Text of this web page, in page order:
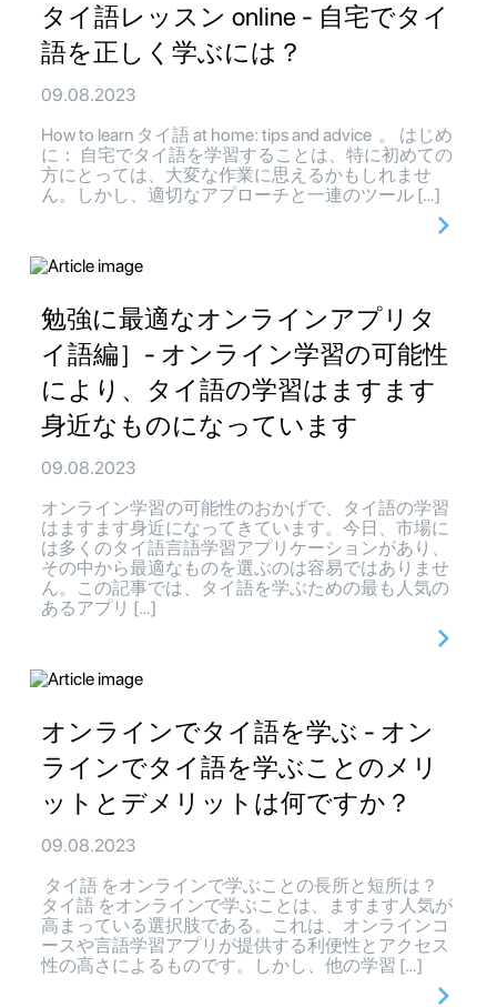
タイ語レッスン online - 自宅でタイ
語を正しく学ぶには？
09.08.2023
How to learn タイ語 at home: tips and advice 。 はじめ
に： 自宅でタイ語を学習することは、特に初めての
方にとっては、大変な作業に思えるかもしれませ
ん。しかし、適切なアプローチと一連のツール […]
勉強に最適なオンラインアプリタ
イ語編］- オンライン学習の可能性
により、タイ語の学習はますます
身近なものになっています
09.08.2023
オンライン学習の可能性のおかげで、タイ語の学習
はますます身近になってきています。今日、市場に
は多くのタイ語言語学習アプリケーションがあり、
その中から最適なものを選ぶのは容易ではありませ
ん。この記事では、タイ語を学ぶための最も人気の
あるアプリ […]
オンラインでタイ語を学ぶ - オン
ラインでタイ語を学ぶことのメリ
ットとデメリットは何ですか？
09.08.2023
タイ語 をオンラインで学ぶことの長所と短所は？
タイ語 をオンラインで学ぶことは、ますます人気が
高まっている選択肢である。これは、オンラインコ
ースや言語学習アプリが提供する利便性とアクセス
性の高さによるものです。しかし、他の学習 […]